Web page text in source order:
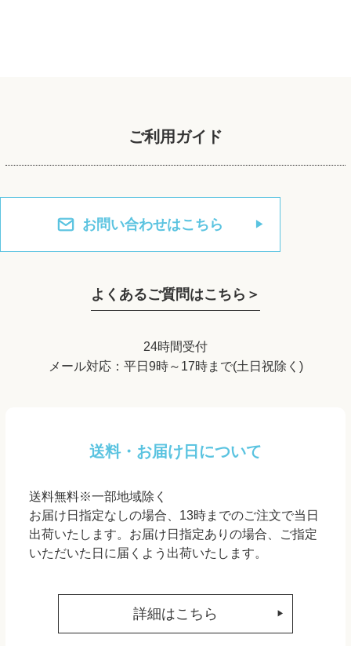
ご利用ガイド
お問い合わせはこちら
よくあるご質問はこちら＞
24時間受付
メール対応：平日9時～17時まで(土日祝除く)
送料・お届け日について
送料無料※一部地域除く
お届け日指定なしの場合、13時までのご注文で当日
出荷いたします。お届け日指定ありの場合、ご指定
いただいた日に届くよう出荷いたします。
詳細はこちら